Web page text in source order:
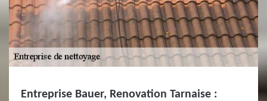
Entreprise Bauer, Renovation Tarnaise :